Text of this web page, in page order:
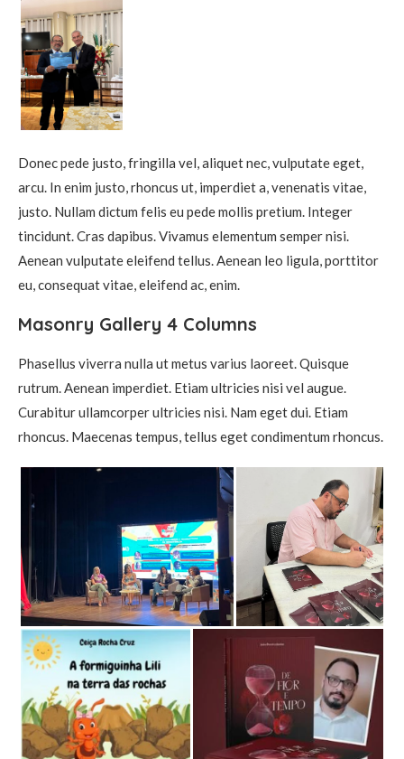
Donec pede justo, fringilla vel, aliquet nec, vulputate eget,
arcu. In enim justo, rhoncus ut, imperdiet a, venenatis vitae,
justo. Nullam dictum felis eu pede mollis pretium. Integer
tincidunt. Cras dapibus. Vivamus elementum semper nisi.
Aenean vulputate eleifend tellus. Aenean leo ligula, porttitor
eu, consequat vitae, eleifend ac, enim.
Masonry Gallery 4 Columns
Phasellus viverra nulla ut metus varius laoreet. Quisque
rutrum. Aenean imperdiet. Etiam ultricies nisi vel augue.
Curabitur ullamcorper ultricies nisi. Nam eget dui. Etiam
rhoncus. Maecenas tempus, tellus eget condimentum rhoncus.